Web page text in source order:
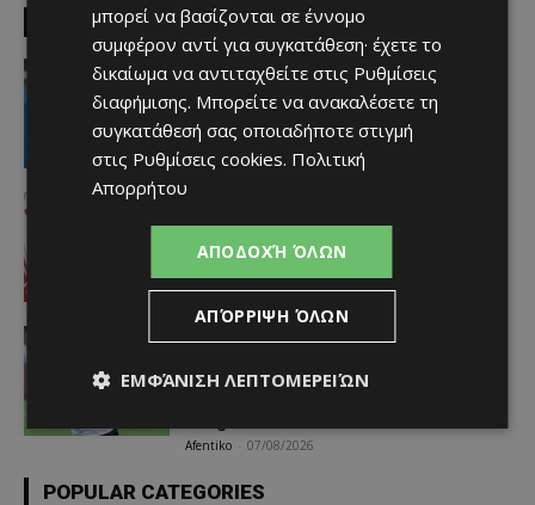
MUST READ
«Η αγάπη μου για την ΑΕΛ δεν μπορεί
να σταματήσει – Μια μέρα θα
είμαστε ξανά μαζί» (video)
Afentiko - 07/08/2026
Αθλητικά - Επικαιρότητα
Απέκτησε τον πρώην «ερυθρόλευκο»
Ντίμπι Κεϊτά
μεγαλύτερο μέρος του δεξιού χεριού
Afentiko 07/08/2026
POPULAR CATEGORIES
μπορεί να βασίζονται σε έννομο
συμφέρον αντί για συγκατάθεση· έχετε το
δικαίωμα να αντιταχθείτε στις Ρυθμίσεις
διαφήμισης. Μπορείτε να ανακαλέσετε τη
συγκατάθεσή σας οποιαδήποτε στιγμή
στις Ρυθμίσεις cookies. Πολιτική
Απορρήτου
ΑΠΟΔΟΧΉ ΌΛΩΝ
ΑΠΌΡΡΙΨΗ ΌΛΩΝ
ΕΜΦΆΝΙΣΗ ΛΕΠΤΟΜΕΡΕΙΏΝ